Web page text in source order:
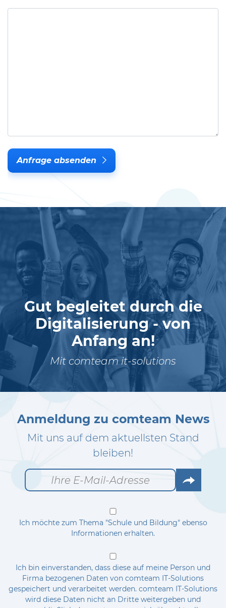
Anfrage absenden
Gut begleitet durch die
Digitalisierung - von
Anfang an!
Mit comteam it-solutions
Anmeldung zu comteam News
Mit uns auf dem aktuellsten Stand
bleiben!
Ich möchte zum Thema "Schule und Bildung" ebenso
Informationen erhalten.
Ich bin einverstanden, dass diese auf meine Person und
Firma bezogenen Daten von comteam IT-Solutions
gespeichert und verarbeitet werden. comteam IT-Solutions
wird diese Daten nicht an Dritte weitergeben und
Go